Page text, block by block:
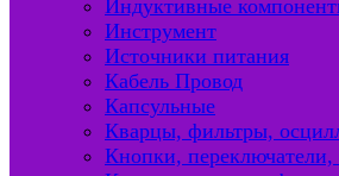
Индуктивные
Инструмент
Источники питания
Кабель Провод
Капсульные
Кварцы, фильтры,
Кнопки, переключатели,